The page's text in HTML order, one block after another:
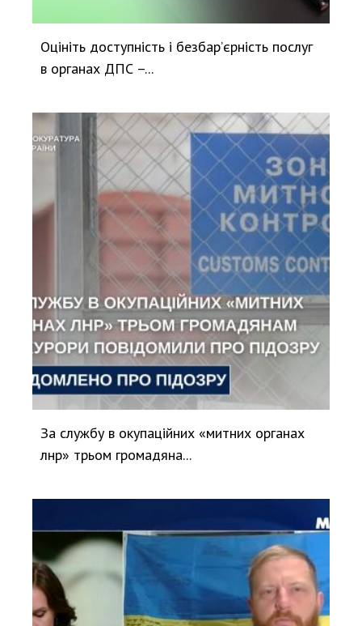
Оцініть доступність і безбар’єрність послуг
в органах ДПС –...
За службу в окупаційних «митних органах
лнр» трьом громадяна...